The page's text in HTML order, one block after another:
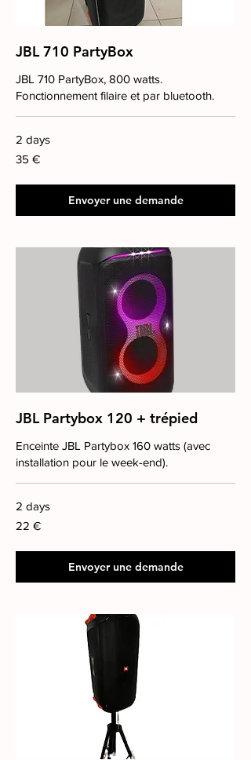
JBL 710 PartyBox
JBL 710 PartyBox, 800 watts.
Fonctionnement filaire et par bluetooth.
2 days
35
euros
35 €
Envoyer une demande
JBL Partybox 120 + trépied
Enceinte JBL Partybox 160 watts (avec
installation pour le week-end).
2 days
22
euros
22 €
Envoyer une demande